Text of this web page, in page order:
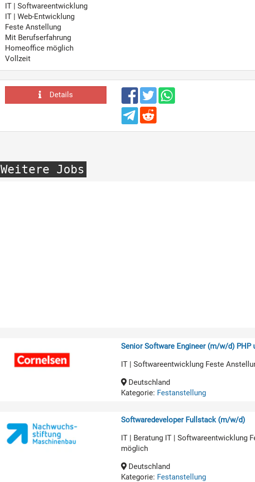
IT | Softwareentwicklung
IT | Web-Entwicklung
Feste Anstellung
Mit Berufserfahrung
Homeoffice möglich
Vollzeit
Details
Weitere Jobs
Senior Software Engineer (m/w/d) PHP
IT | Softwareentwicklung Feste
Deutschland
Kategorie: Festanstellung
Softwaredeveloper Fullstack (m/w/d)
IT | Beratung IT | Softwareentwicklung
möglich
Deutschland
Kategorie: Festanstellung